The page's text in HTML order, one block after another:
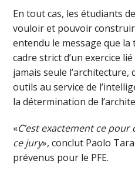
En tout cas, les étudiants
vouloir et pouvoir
entendu le message que la
cadre strict d’un exercice
jamais seule l’architecture,
outils au service de
la détermination de
«C’est exactement ce
ce jury», conclut Paolo
prévenus pour le PFE.